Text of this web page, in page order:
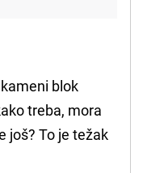
blok
treba, mora
još? To je težak